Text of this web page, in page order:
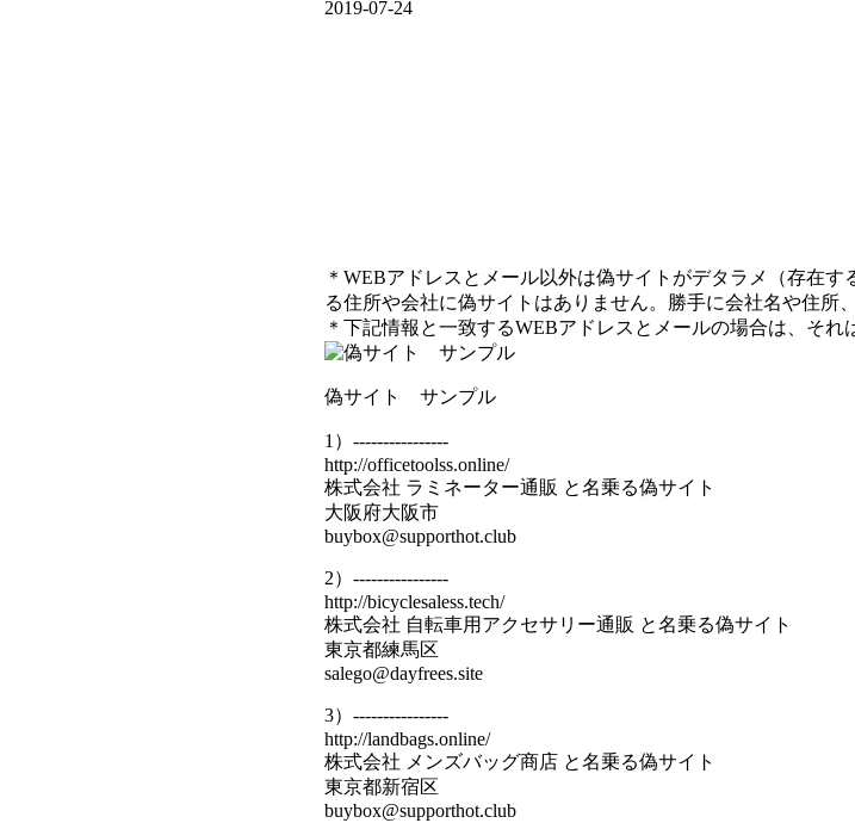
2019-07-24
＊WEBアドレスとメール以外は偽サイトがデタラメ（存在
る住所や会社に偽サイトはありません。勝手に会社名や住所
＊下記情報と一致するWEBアドレスとメールの場合は、それ
偽サイト サンプル
1）----------------
http://officetoolss.online/
株式会社 ラミネーター通販 と名乗る偽サイト
大阪府大阪市
buybox@supporthot.club
2）----------------
http://bicyclesaless.tech/
株式会社 自転車用アクセサリー通販 と名乗る偽サイト
東京都練馬区
salego@dayfrees.site
3）----------------
http://landbags.online/
株式会社 メンズバッグ商店 と名乗る偽サイト
東京都新宿区
buybox@supporthot.club